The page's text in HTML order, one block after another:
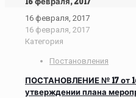
16 февраля, 2017
16 февраля, 2017
Категория
Постановления
ПОСТАНОВЛЕНИЕ № 17 от
утверждении плана